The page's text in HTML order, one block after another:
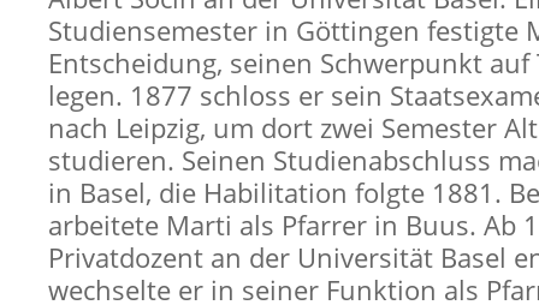
Studiensemester in Göttingen festigte
Entscheidung, seinen Schwerpunkt auf
legen. 1877 schloss er sein
nach Leipzig, um dort zwei Semester
studieren. Seinen Studienabschluss
in Basel, die Habilitation folgte 1881.
arbeitete Marti als Pfarrer in Buus. Ab
Privatdozent an der Universität Basel
wechselte er in seiner Funktion als